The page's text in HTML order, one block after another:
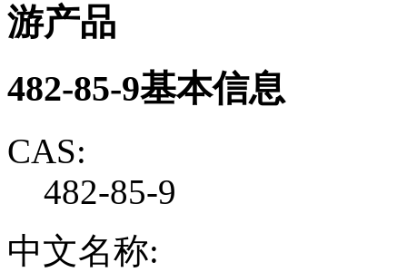
游产品
482-85-9基本信息
CAS:
482-85-9
中文名称: